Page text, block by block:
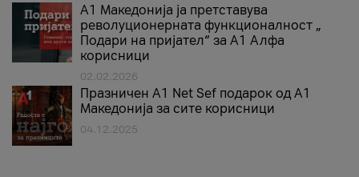
А1 Македонија ја претставува
револуционерната функционалност „
Подари на пријател“ за А1 Алфа
корисници
02.02.2026
Празничен A1 Net Sеf подарок од А1
Македонија за сите корисници
04.12.2025